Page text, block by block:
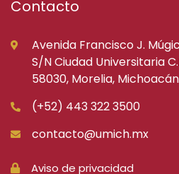
Contacto
Avenida Francisco J.
S/N Ciudad Universitaria
58030, Morelia, Michoacán
(+52) 443 322 3500
contacto@umich.mx
Aviso de privacidad